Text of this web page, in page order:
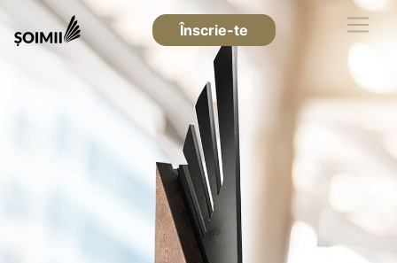
Înscrie-te